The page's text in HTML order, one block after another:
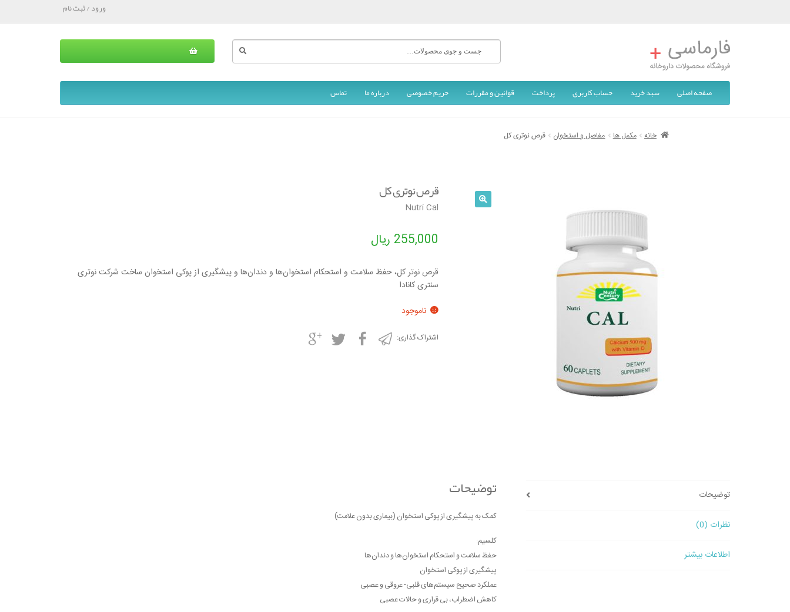
ورود / ثبت نام
جستجو
صفحه اصلی سبد خرید حساب کاربری پرداخت قوانین و مقررات حریم خصوصی درباره ما تماس
خانه مکمل ها مفاصل و استخوان قرص نوتری کل
قرص نوتری کل
Nutri Cal
255,000 ریال
قرص نوتر کل، حفظ سلامت و استحکام استخوان‌ها و دندان‌ها و پیشگیری از پوکی استخوان ساخت شرکت نوتری
سنتری کانادا
ناموجود
اشتراک گذاری:
توضیحات
نظرات (0)
اطلاعات بیشتر
توضیحات
کمک به پیشگیری از پوکی استخوان (بیماری بدون علامت)
کلسیم:
حفظ سلامت و استحکام استخوان‌ها و دندان‌ها
پیشگیری از پوکی استخوان
عملکرد صحیح سیستم‌های قلبی- عروقی و عصبی
کاهش اضطراب، بی قراری و حالات عصبی